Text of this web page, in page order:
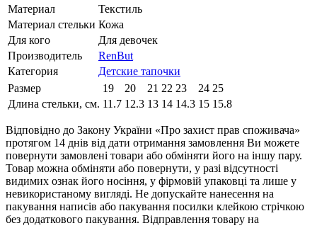
Материал
Текстиль
Материал стельки Кожа
Для кого
Для девочек
Производитель
RenBut
Категория
Детские тапочки
Размер
19 20 21 22 23 24 25
Длина стельки, см. 11.7 12.3 13 14 14.3 15 15.8
Відповідно до Закону України «Про захист прав споживача»
протягом 14 днів від дати отримання замовлення Ви можете
повернути замовлені товари або обміняти його на іншу пару.
Товар можна обміняти або повернути, у разі відсутності
видимих ​​ознак його носіння, у фірмовій упаковці та лише у
невикористаному вигляді. Не допускайте нанесення на
пакування написів або пакування посилки клейкою стрічкою
без додаткового пакування. Відправлення товару на